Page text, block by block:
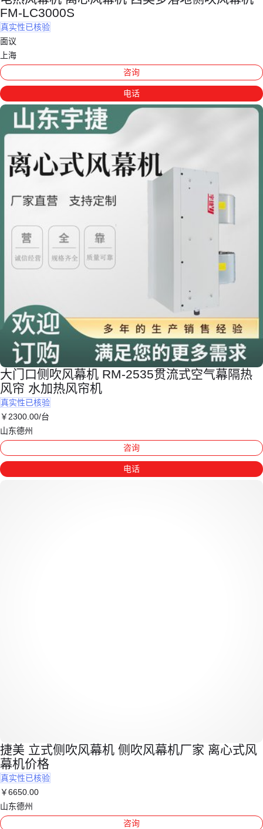
FM-LC3000S
真实性已核验
面议
上海
咨询
电话
大门口侧吹风幕机 RM-2535贯流式空气幕隔热
风帘 水加热风帘机
真实性已核验
￥ 2300 .00/台
山东德州
咨询
电话
捷美 立式侧吹风幕机 侧吹风幕机厂家 离心式风
幕机价格
真实性已核验
￥6650 .00
山东德州
咨询